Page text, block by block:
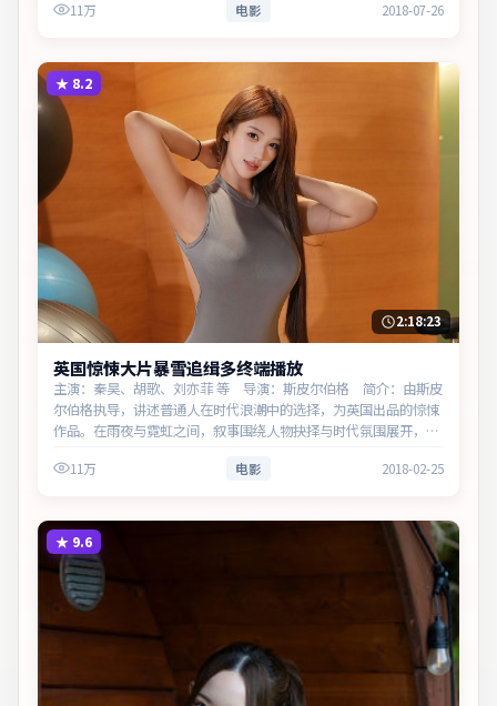
11万 电影 2018-07-26
★ 8.2
2:18:23
英国惊悚大片暴雪追缉多终端播放
主演：秦昊、胡歌、刘亦菲 等 导演：斯皮尔伯格 简介：由斯皮
尔伯格执导，讲述普通人在时代浪潮中的选择，为英国出品的惊悚
作品。在雨夜与霓虹之间，叙事围绕人物抉择与时代氛围展开，直
现实意义。
11万 电影 2018-02-25
★ 9.6